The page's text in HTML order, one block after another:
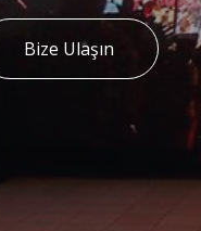
Bize Ulaşın